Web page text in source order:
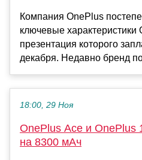
Компания OnePlus
ключевые характеристики
презентация которого
декабря. Недавно бренд
18:00, 29 Ноя
OnePlus Ace и OnePlus
на 8300 мАч